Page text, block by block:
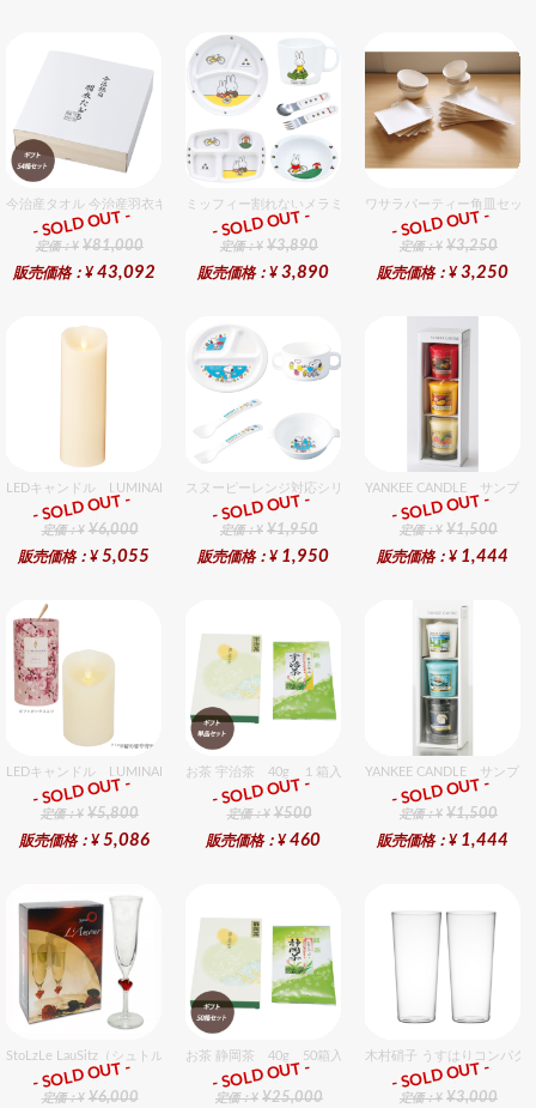
今治産タオル 今治産羽衣ギフトフェイスタオル 54個入セット
ギフト
定価：¥ ¥81,000
販売価格：¥ 43,092
- SOLD OUT -
ミッフィー割れないメラミン食器セット セット販売商品で
ギフト
定価：¥ ¥3,890
販売価格：¥ 3,890
- SOLD OUT -
ワサラパーティー角皿セッ
ギフト
定価：¥ ¥3,250
販売価格：¥ 3,250
- SOLD OUT -
LEDキャンドル LUMINARA（ルミナラ） アイボリー ピラー3.5x7 ギフトボックス
ギフト
定価：¥ ¥6,000
販売価格：¥ 5,055
- SOLD OUT -
スヌーピーレンジ対応シリーズセット セット販売商品です
ギフト
定価：¥ ¥1,950
販売価格：¥ 1,950
- SOLD OUT -
YANKEE CANDLE サンプ
ギフト
定価：¥ ¥1,500
販売価格：¥ 1,444
- SOLD OUT -
LEDキャンドル LUMINARA（ルミナラ） 桜ピラー3x4
ギフト
定価：¥ ¥5,800
販売価格：¥ 5,086
- SOLD OUT -
お茶 宇治茶 40g １箱入セット
ギフト
定価：¥ ¥500
販売価格：¥ 460
- SOLD OUT -
YANKEE CANDLE サンプ
ギフト
定価：¥ ¥1,500
販売価格：¥ 1,444
- SOLD OUT -
StoLzLe LauSitz（シュトルツル ラウンジッツ） アモーレ シャンパン レッド 2個入りセッ
ギフト
定価：¥ ¥6,000
- SOLD OUT -
お茶 静岡茶 40g 50箱入セット
ギフト
定価：¥ ¥25,000
- SOLD OUT -
木村硝子 うすはりコンパク
ギフト
定価：¥ ¥3,000
- SOLD OUT -